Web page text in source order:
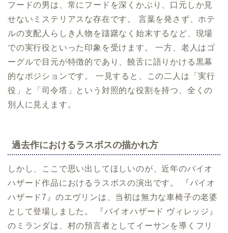
フードの男は、常にフードを深くかぶり、口元しか見
せないミステリアスな存在です。 言葉を発さず、ホテ
ルの支配人らしき人物を躊躇なく始末するなど、現場
での実行役といった印象を受けます。 一方、老人はゴ
ーグルで目元が特徴的であり、饒舌に語りかける黒幕
的なポジションです。 一見すると、この二人は「実行
役」と「司令塔」という対照的な役割を持つ、全くの
別人に見えます。
過去作におけるラスボスの描かれ方
しかし、ここで思い出してほしいのが、近年のバイオ
ハザード作品におけるラスボスの演出です。 『バイオ
ハザード7』のエヴリンは、当初は無力な車椅子の老婆
として登場しました。 『バイオハザード ヴィレッジ』
のミランダは、村の預言者としてイーサンを導くフリ